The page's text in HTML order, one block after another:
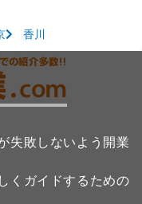
香川
失敗しないよう開業
くガイドするための